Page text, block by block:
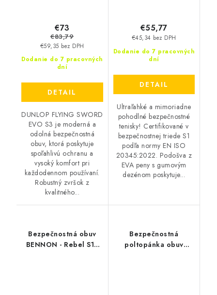
Dodanie do 7 pracovných
dní
€59,35 bez DPH
€73
€83,79
DETAIL
DUNLOP FLYING SWORD
EVO S3 je moderná a
odolná bezpečnostná
obuv, ktorá poskytuje
spoľahlivú ochranu a
vysoký komfort pri
každodennom používaní.
Robustný zvršok z
kvalitného...
Dodanie do 7 pracovných
dní
€45,34 bez DPH
€55,77
DETAIL
Ultraľahké a mimoriadne
pohodlné bezpečnostné
tenisky! Certifikované v
bezpečnostnej triede S1
podľa normy EN ISO
20345:2022. Podošva z
EVA peny s gumovým
dezénom poskytuje...
Bezpečnostná obuv
BENNON - Rebel S1P
Bezpečnostná
poltopánka obuv